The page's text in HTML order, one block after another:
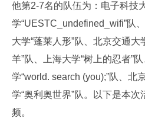
他第2-7名的队伍为：电子科技
学“UESTC_undefined_wifi”队
大学“蓬莱人形”队、北京交通大
羊”队、上海大学“树上的忍者”
学“world. search (you);”队、北
学“奥利奥世界”队。以下是本次
频。